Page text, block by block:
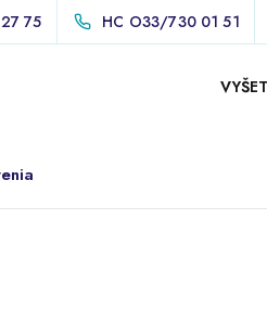
75 HC O33/730 01 51